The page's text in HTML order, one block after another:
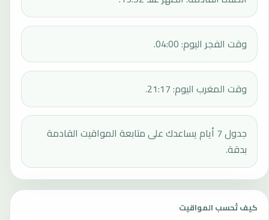
وقت الفجر اليوم: 04:00.
وقت المغرب اليوم: 21:17.
جدول 7 أيام يساعدك على متابعة المواقيت القادمة
بدقة.
كيف تُحسب المواقيت